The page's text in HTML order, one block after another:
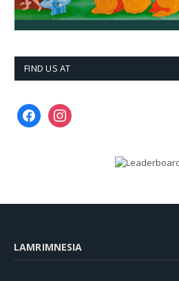
FIND US AT
facebookinstagram
LAMRIMNESIA